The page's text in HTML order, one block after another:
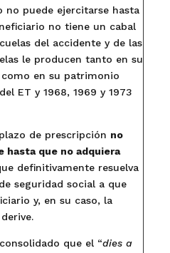
no puede ejercitarse hasta
no tiene un cabal
del accidente y de las
le producen tanto en su
en su patrimonio
ET y 1968, 1969 y 1973
de prescripción no
hasta que no adquiera
definitivamente resuelva
seguridad social a que
y, en su caso, la
que el “dies a